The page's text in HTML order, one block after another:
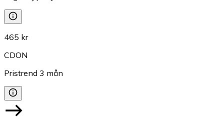
465 kr
CDON
Pristrend 3 mån